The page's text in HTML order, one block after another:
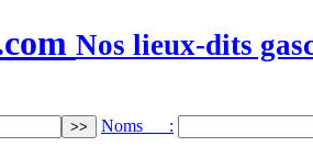
Nos lieux-dits
Noms :